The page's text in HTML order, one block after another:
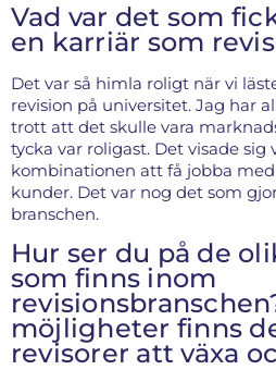
Vad var det som
en karriär som
Det var så himla roligt när vi
revision på universitet. Jag har
trott att det skulle vara
tycka var roligast. Det visade sig
kombinationen att få jobba
kunder. Det var nog det som
branschen.
Hur ser du på de
som finns inom
möjligheter finns
revisorer att växa